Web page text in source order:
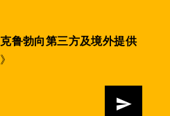
克鲁勃向第三方及境外提供
》